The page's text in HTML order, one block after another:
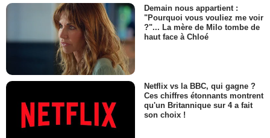
Demain nous appartient :
"Pourquoi vous vouliez me voir
?"... La mère de Milo tombe de
haut face à Chloé
Netflix vs la BBC, qui gagne ?
Ces chiffres étonnants montrent
qu'un Britannique sur 4 a fait
son choix !